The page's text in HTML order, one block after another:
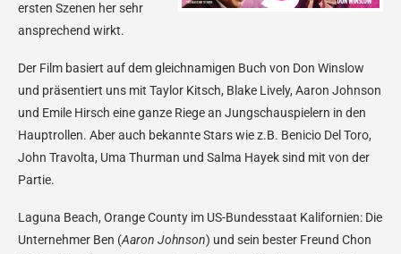
ersten Szenen her sehr
ansprechend wirkt.
Der Film basiert auf dem gleichnamigen Buch von Don Winslow
und präsentiert uns mit Taylor Kitsch, Blake Lively, Aaron Johnson
und Emile Hirsch eine ganze Riege an Jungschauspielern in den
Hauptrollen. Aber auch bekannte Stars wie z.B. Benicio Del Toro,
John Travolta, Uma Thurman und Salma Hayek sind mit von der
Partie.
Laguna Beach, Orange County im US-Bundesstaat Kalifornien: Die
Unternehmer Ben (Aaron Johnson) und sein bester Freund Chon